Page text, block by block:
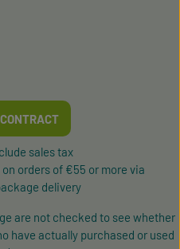
sales tax
orders of €55 or more via
delivery
are not checked to see whether
have actually purchased or used